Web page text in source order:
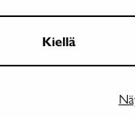
Kielläsairaus
aiheuttaa